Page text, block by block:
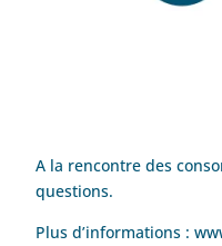
A la rencontre des
questions.
Plus d’informations :